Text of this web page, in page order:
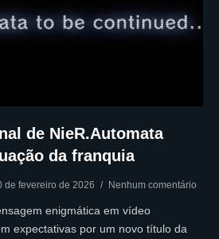
de NieR.Automata
da franquia
de fevereiro de 2026 Nenhum comentário
enigmática em vídeo
expectativas por um novo título da